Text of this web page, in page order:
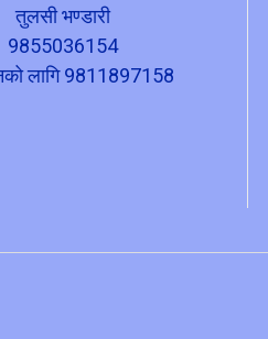
तुलसी भण्डारी
9855036154
लागि 9811897158